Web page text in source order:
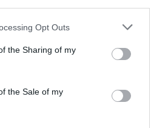
Opt Outs
the Sharing of my
the Sale of my
sobre els acomiadaments
fora de la realitat". Els
seu lloc de feina, però el
que els dos bancs
les seves
dos anys. "La majoria de les